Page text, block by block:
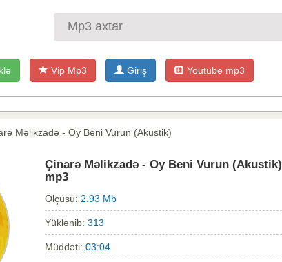
Vip Mp3 Giriş Youtube mp3
Məlikzadə - Oy Beni Vurun (Akustik)
Çinarə Məlikzadə - Oy Beni Vurun (Akustik)
mp3
Ölçüsü: 2.93 Mb
Yüklənib: 313
Müddəti: 03:04